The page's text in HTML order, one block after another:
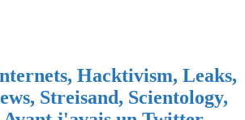
Hacktivism, Leaks,
Streisand, Scientology,